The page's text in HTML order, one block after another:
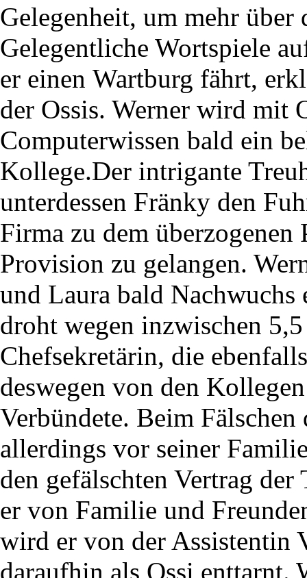
Gelegenheit, um mehr über
Gelegentliche Wortspiele
er einen Wartburg fährt,
der Ossis. Werner wird mit
Computerwissen bald ein
Kollege.Der intrigante
unterdessen Fränky den
Firma zu dem
Provision zu gelangen.
und Laura bald Nachwuchs
droht wegen inzwischen
Chefsekretärin, die
deswegen von den
Verbündete. Beim Fälschen
allerdings vor seiner
den gefälschten Vertrag
er von Familie und
wird er von der Assistentin
daraufhin als Ossi enttarnt.